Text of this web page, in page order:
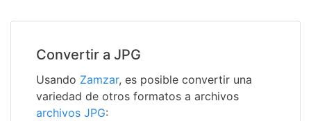
Convertir a JPG
Usando Zamzar, es posible convertir una
variedad de otros formatos a archivos
archivos JPG: